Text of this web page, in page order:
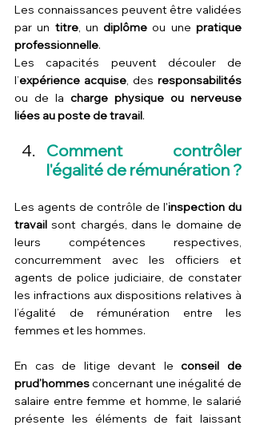
Les connaissances peuvent être validées
par un titre, un diplôme ou une pratique
professionnelle.
Les capacités peuvent découler de
l’expérience acquise, des responsabilités
ou de la charge physique ou nerveuse
liées au poste de travail.
Comment contrôler
l'égalité de rémunération ?
Les agents de contrôle de l'inspection du
travail sont chargés, dans le domaine de
leurs compétences respectives,
concurremment avec les officiers et
agents de police judiciaire, de constater
les infractions aux dispositions relatives à
l’égalité de rémunération entre les
femmes et les hommes.
En cas de litige devant le conseil de
prud’hommes concernant une inégalité de
salaire entre femme et homme, le salarié
présente les éléments de fait laissant